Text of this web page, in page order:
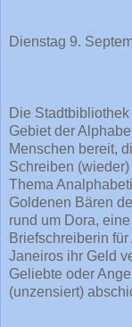
Dienstag 9.
Die
Gebiet der
Menschen bereit,
Schreiben
Thema
Goldenen Bären
rund um Dora,
Briefschreiberin
Janeiros ihr Geld
Geliebte oder
(unzensiert)